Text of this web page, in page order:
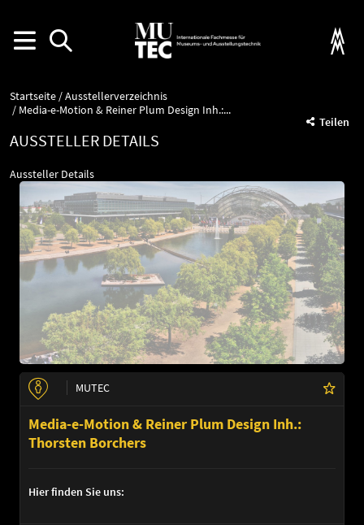
Startseite
Ausstellerverzeichnis
Media-e-Motion & Reiner Plum Design Inh.:...
Teilen
AUSSTELLER DETAILS
Aussteller Details
MUTEC
Media-e-Motion & Reiner Plum Design Inh.:
Thorsten Borchers
Hier finden Sie uns: